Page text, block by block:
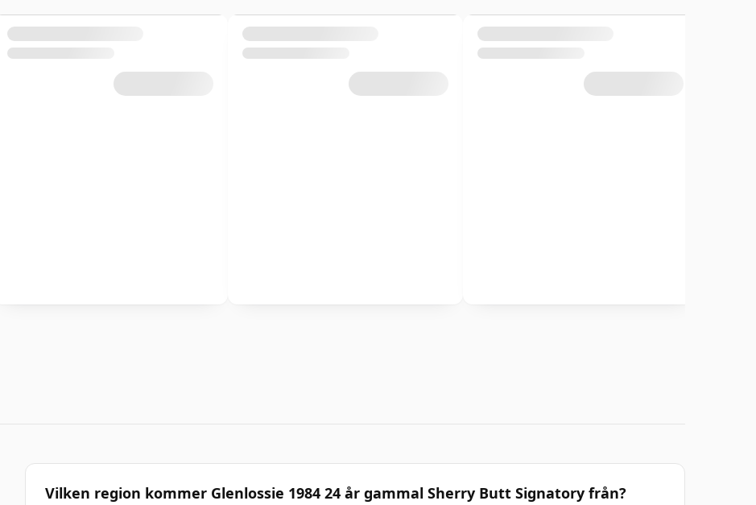
Vilken region kommer Glenlossie 1984 24 år gammal Sherry Butt Signatory från?